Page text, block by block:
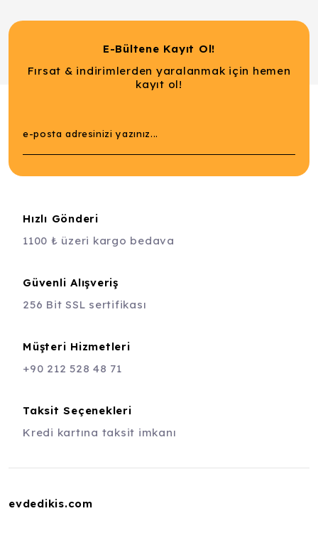
E-Bültene Kayıt Ol!
Fırsat & indirimlerden yaralanmak için hemen
kayıt ol!
Hızlı Gönderi
1100 ₺ üzeri kargo bedava
Güvenli Alışveriş
256 Bit SSL sertifikası
Müşteri Hizmetleri
+90 212 528 48 71
Taksit Seçenekleri
Kredi kartına taksit imkanı
evdedikis.com